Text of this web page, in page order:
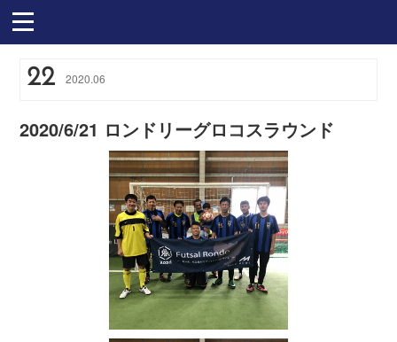
22 2020.06
2020/6/21 ロンドリーグロコスラウンド